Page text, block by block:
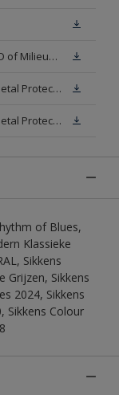
Sikkens Metal Paints Waterborne- EPD of Milieuproductverklaring
Veiligheidsinformatieblad Redox BL Metal Protect Satin N00 (MSDS)
Veiligheidsinformatieblad Redox BL Metal Protect Satin White W05 (MSDS)
of Blues,
Klassieke
Sikkens
Grijzen, Sikkens
2024, Sikkens
Sikkens Colour